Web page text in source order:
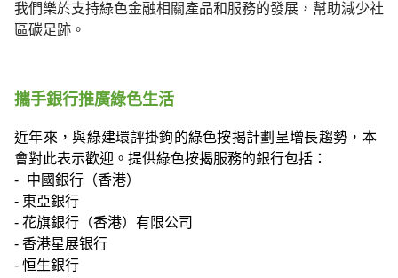
我們樂於支持綠色金融相關產品和服務的發展，幫助減少社
區碳足跡。
攜手銀行推廣綠色生活
近年來，與綠建環評掛鉤的綠色按揭計劃呈增長趨勢，本
會對此表示歡迎。提供綠色按揭服務的銀行包括：
- 中國銀行（香港）
- 東亞銀行
- 花旗銀行（香港）有限公司
- 香港星展银行
- 恒生銀行